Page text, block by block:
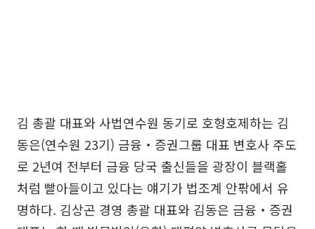
김 총괄 대표와 사법연수원 동기로 호형호제하는 김
동은(연수원 23기) 금융‧증권그룹 대표 변호사 주도
로 2년여 전부터 금융 당국 출신들을 광장이 블랙홀
처럼 빨아들이고 있다는 얘기가 법조계 안팎에서 유
명하다. 김상곤 경영 총괄 대표와 김동은 금융‧증권